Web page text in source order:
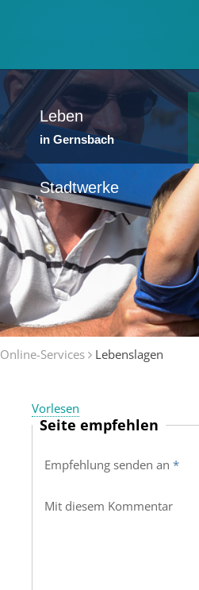
Leben
in Gernsbach
Stadtwerke
Online-Services Lebenslagen
Vorlesen
Seite empfehlen
Empfehlung senden an *
Mit diesem Kommentar